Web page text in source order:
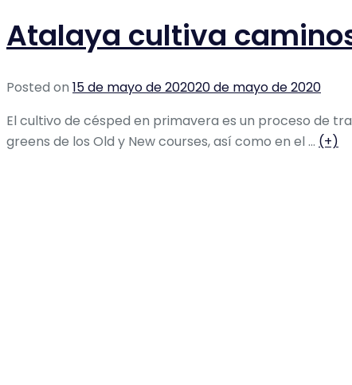
Atalaya cultiva
Posted on 15 de mayo de 202020 de mayo de 2020
El cultivo de césped en primavera es un proceso de
greens de los Old y New courses, así como en el … (+)